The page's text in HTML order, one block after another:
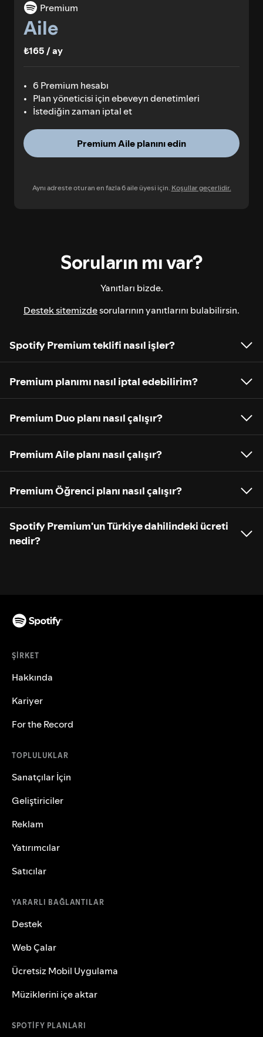
Premium
Aile
₺165 / ay
6 Premium hesabı
Plan yöneticisi için ebeveyn denetimleri
İstediğin zaman iptal et
Premium Aile planını edin
Aynı adreste oturan en fazla 6 aile üyesi için. Koşullar geçerlidir.
Soruların mı var?
Yanıtları bizde.
Destek sitemizdesorularının yanıtlarını bulabilirsin.
Spotify Premium teklifi nasıl işler?
Premium planımı nasıl iptal edebilirim?
Premium Duo planı nasıl çalışır?
Premium Aile planı nasıl çalışır?
Premium Öğrenci planı nasıl çalışır?
Spotify Premium'un Türkiye dahilindeki ücreti
nedir?
ŞIRKET
Hakkında
Kariyer
For the Record
TOPLULUKLAR
Sanatçılar İçin
Geliştiriciler
Reklam
Yatırımcılar
Satıcılar
YARARLI BAĞLANTILAR
Destek
Web Çalar
Ücretsiz Mobil Uygulama
Müziklerini içe aktar
SPOTIFY PLANLARI